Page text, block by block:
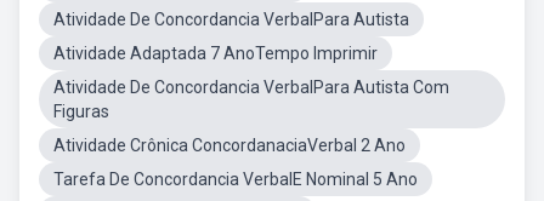
Atividade De Concordancia VerbalPara Autista
Atividade Adaptada 7 AnoTempo Imprimir
Atividade De Concordancia VerbalPara Autista Com
Figuras
Atividade Crônica ConcordanaciaVerbal 2 Ano
Tarefa De Concordancia VerbalE Nominal 5 Ano